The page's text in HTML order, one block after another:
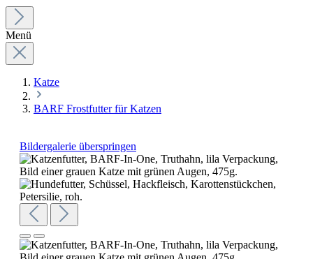
Menü
Katze
BARF Frostfutter für Katzen
Bildergalerie überspringen